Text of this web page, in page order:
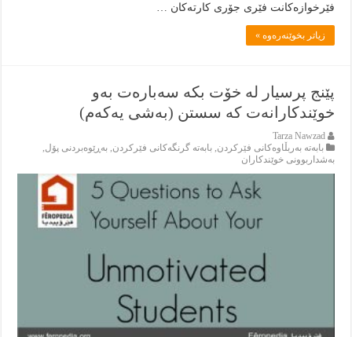
فێرخوازەکانت فێری جۆری کارتەکان …
زياتر بخوێنەرەوە »
پێنج پرسيار له‌ خۆت بكه‌ سه‌باره‌ت به‌و
خوێندكارانه‌ت كه‌ سستن (به‌شى يه‌كه‌م)
Tarza Nawzad
بابەتە بەربڵاوەكانى فێركردن ,بابەتە گرنگەكانى فێركردن ,بەڕێوەبردنى پۆل
بەشداربوونی خوێندكاران